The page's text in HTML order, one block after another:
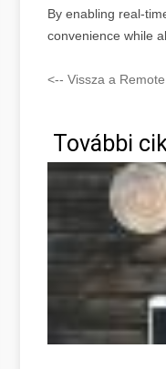
By enabling real-
convenience while
<-- Vissza a
További